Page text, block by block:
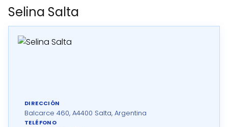
Selina Salta
DIRECCIÓN
Balcarce 460, A4400 Salta, Argentina
TELÉFONO